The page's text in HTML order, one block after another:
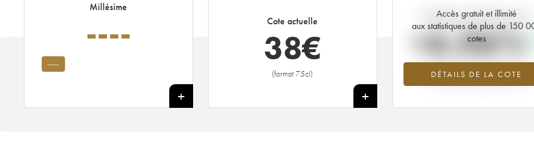
Millésime
----
----
Cote actuelle
38€
(format 75cl)
+
Accès gratuit et illimité
aux statistiques de plus de 150
cotes
DÉTAILS DE LA COTE
Tendance actuelle de la cote
+6.06%
Tendance à la hausse du millésime
en 2026 par rapport à 2025